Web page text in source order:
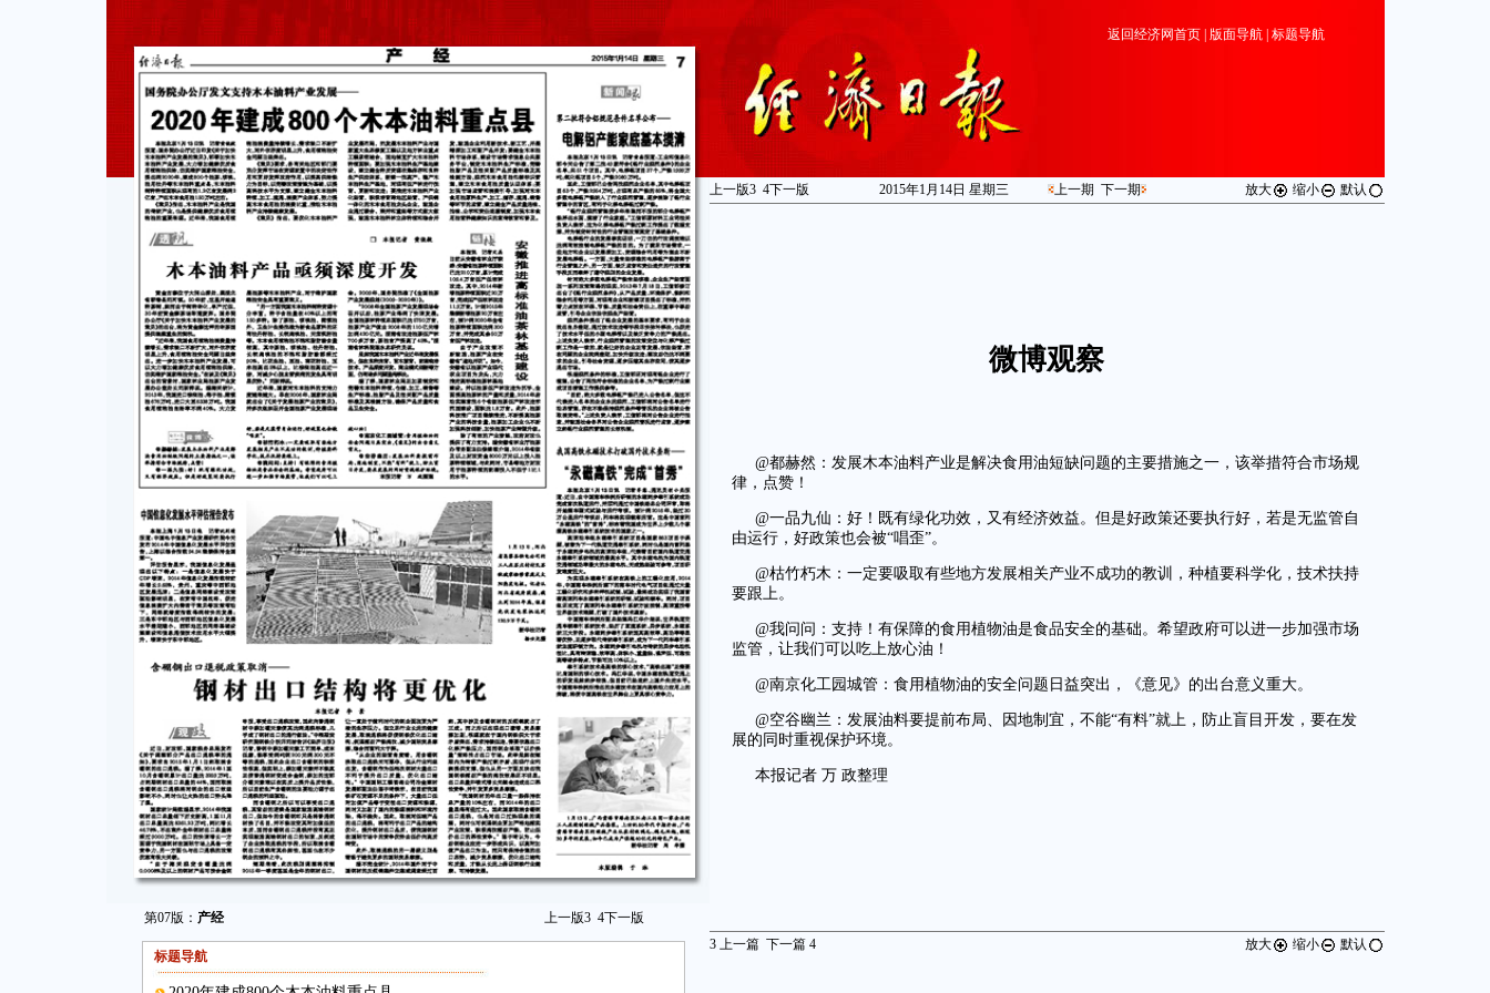
第07版： 产经 上一版3 4下一版
标题导航
返回经济网首页| 版面导航| 标题导航
上一版3 4下一版 2015年1月14日 星期三 上一期 下一期 放大 缩小 默认
微博观察
@都赫然：发展木本油料产业是解决食用油短缺问题的主要措施之一，该举措符合市场规
律，点赞！
@一品九仙：好！既有绿化功效，又有经济效益。但是好政策还要执行好，若是无监管自
由运行，好政策也会被“唱歪”。
@枯竹朽木：一定要吸取有些地方发展相关产业不成功的教训，种植要科学化，技术扶持
要跟上。
@我问问：支持！有保障的食用植物油是食品安全的基础。希望政府可以进一步加强市场
监管，让我们可以吃上放心油！
@南京化工园城管：食用植物油的安全问题日益突出，《意见》的出台意义重大。
@空谷幽兰：发展油料要提前布局、因地制宜，不能“有料”就上，防止盲目开发，要在发
展的同时重视保护环境。
本报记者 万 政整理
3上一篇 下一篇 4 放大 缩小 默认